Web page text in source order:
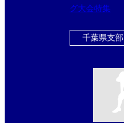
グ大会特集
千葉県支部